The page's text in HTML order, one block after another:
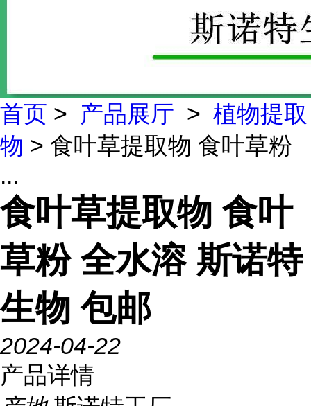
首页 > 产品展厅 > 植物提取
物 > 食叶草提取物 食叶草粉
...
食叶草提取物 食叶
草粉 全水溶 斯诺特
生物 包邮
2024-04-22
产品详情